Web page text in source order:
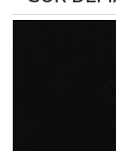
hochwertig mit